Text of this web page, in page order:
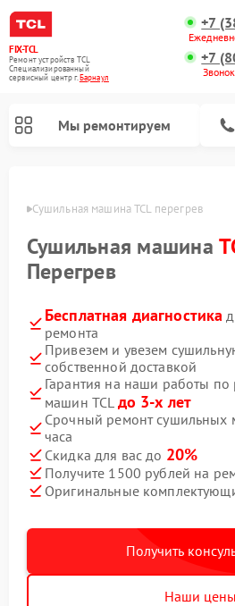
FIX-TCL
Ремонт устройств TCL
Специализированный
cервисный центр г.Барнаул
+7
+7
Мы ремонтируем
Сушильная машина TCL перегрев
Сушильная машина
Перегрев
Бесплатная диагностика
ремонта
Привезем и увезем
собственной доставкой
Гарантия на наши работы
машин TCL до 3-х лет
Срочный ремонт сушильных
часа
Скидка для вас до 20%
Получите 1500 рублей на
Оригинальные
Получить
Наши цены